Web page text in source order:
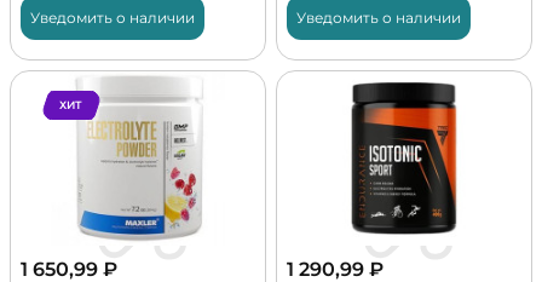
Уведомить о наличии Уведомить о наличии
ХИТ
1 650,99 ₽ 1 290,99 ₽